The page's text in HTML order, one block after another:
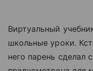
Виртуальный
школьные уроки.
него парень сделал